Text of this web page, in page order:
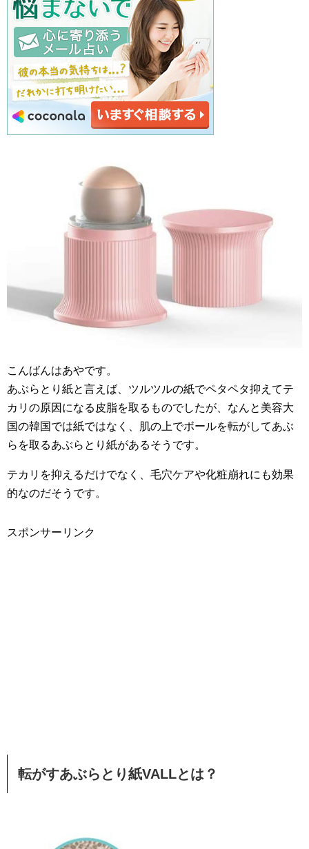
こんばんはあやです。
あぶらとり紙と言えば、ツルツルの紙でペタペタ抑えてテ
カリの原因になる皮脂を取るものでしたが、なんと美容大
国の韓国では紙ではなく、肌の上でボールを転がしてあぶ
らを取るあぶらとり紙があるそうです。
テカリを抑えるだけでなく、毛穴ケアや化粧崩れにも効果
的なのだそうです。
スポンサーリンク
転がすあぶらとり紙VALLとは？